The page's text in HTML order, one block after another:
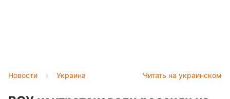
Читать на украинском
Новости › Украина